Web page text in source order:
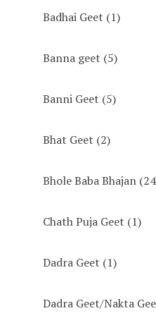
Badhai Geet (1)
Banna geet (5)
Banni Geet (5)
Bhat Geet (2)
Bhole Baba Bhajan
Chath Puja Geet (1)
Dadra Geet (1)
Dadra Geet/Nakta